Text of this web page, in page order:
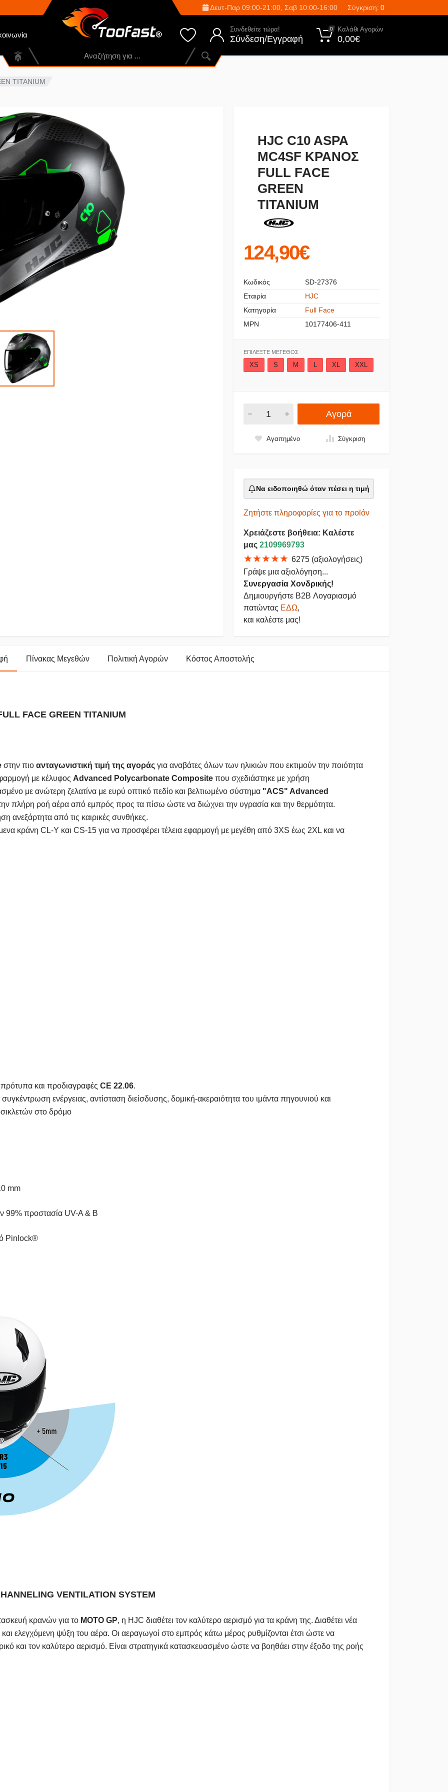
Δευτ-Παρ 09:00-21:00, Σαβ 10:00-16:00 Σύγκριση: 0
Συνδεθείτε τώρα!
Σύνδεση/Εγγραφή
0 Καλάθι Αγορών
0,00€
TITANIUM
HJC C10 ASPA
MC4SF ΚΡΑΝΟΣ
FULL FACE
GREEN
TITANIUM
124,90€
Κωδικός
SD-27376
Εταιρία
HJC
Κατηγορία
Full Face
MPN
10177406-411
ΕΠΙΛΈΞΤΕ ΜΈΓΕΘΟΣ
XS S M L XL XXL
Αγορά
Αγαπημένο Σύγκριση
Να ειδοποιηθώ όταν πέσει η τιμή
Ζητήστε πληροφορίες για το προϊόν
Χρειάζεστε βοήθεια: Καλέστε
μας 2109969793
★★★★★ 6275 (αξιολογήσεις)
Γράψε μια αξιολόγηση...
Συνεργασία Χονδρικής!
Δημιουργήστε B2B Λογαριασμό
πατώντας ΕΔΩ,
και καλέστε μας!
Πίνακας Μεγεθών Πολιτική Αγορών Κόστος Αποστολής
FACE GREEN TITANIUM
στην πιο ανταγωνιστική τιμή της αγοράς για αναβάτες όλων των ηλικιών που εκτιμούν την ποιότητα
με κέλυφος Advanced Polycarbonate Composite που σχεδιάστηκε με χρήση
με ανώτερη ζελατίνα με ευρύ οπτικό πεδίο και βελτιωμένο σύστημα "ACS" Advanced
πλήρη ροή αέρα από εμπρός προς τα πίσω ώστε να διώχνει την υγρασία και την θερμότητα.
ανεξάρτητα από τις καιρικές συνθήκες.
κράνη CL-Y και CS-15 για να προσφέρει τέλεια εφαρμογή με μεγέθη από 3XS έως 2XL και να
και προδιαγραφές CE 22.06.
ενέργειας, αντίσταση διείσδυσης, δομική-ακεραιότητα του ιμάντα πηγουνιού και
στο δρόμο
mm
99% προστασία UV-A & B
Pinlock®
VENTILATION SYSTEM
κρανών για το MOTO GP, η HJC διαθέτει τον καλύτερο αερισμό για τα κράνη της. Διαθέτει νέα
ελεγχόμενη ψύξη του αέρα. Οι αεραγωγοί στο εμπρός κάτω μέρος ρυθμίζονται έτσι ώστε να
και τον καλύτερο αερισμό. Είναι στρατηγικά κατασκευασμένο ώστε να βοηθάει στην έξοδο της ροής
το κράνος.